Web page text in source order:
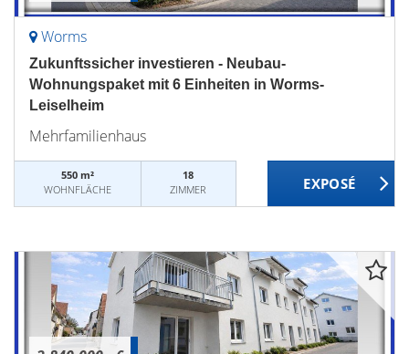
Worms
Zukunftssicher investieren - Neubau-
Wohnungspaket mit 6 Einheiten in Worms-
Leiselheim
Mehrfamilienhaus
550 m²
WOHNFLÄCHE
18
ZIMMER